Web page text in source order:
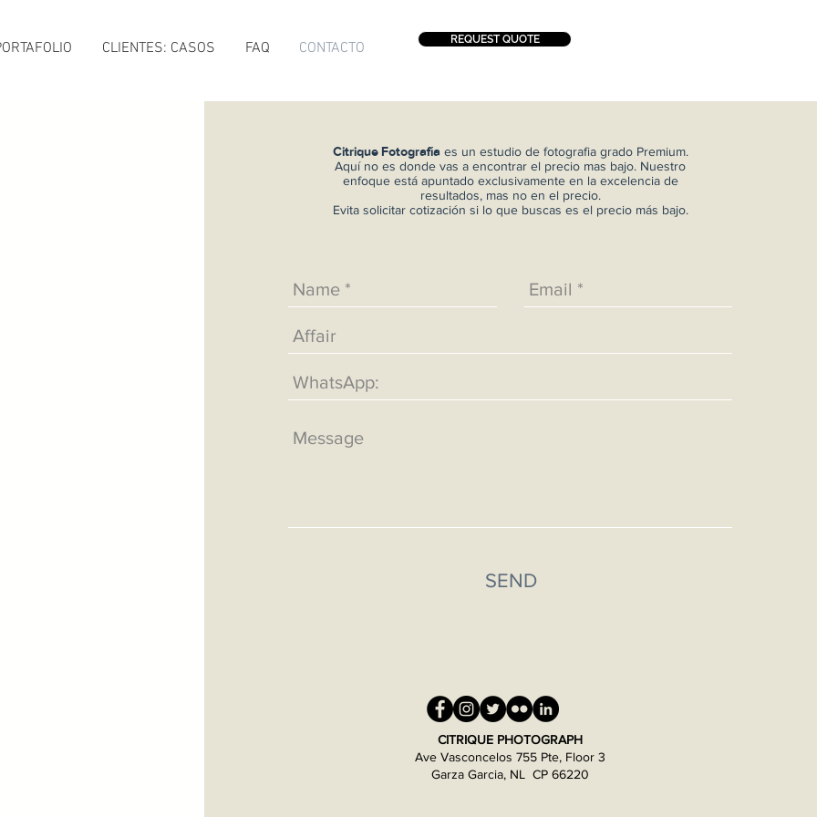
CLIENTES: CASOS FAQ CONTACTO REQUEST QUOTE
Citrique Fotografía es un estudio de fotografia grado Premium.
Aquí no es donde vas a encontrar el precio mas bajo. Nuestro
enfoque está apuntado exclusivamente en la excelencia de
resultados, mas no en el precio.
Evita solicitar cotización si lo que buscas es el precio más bajo.
SEND
CITRIQUE PHOTOGRAPH
Ave Vasconcelos 755 Pte, Floor 3
Garza Garcia, NL CP 66220